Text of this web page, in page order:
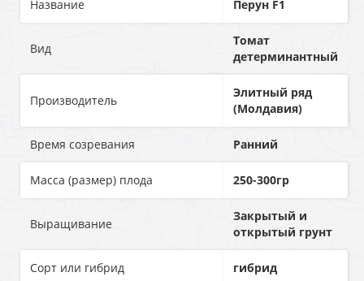
Название Перун F1
Вид
Томат
детерминантный
Производитель
Элитный ряд
(Молдавия)
Время созревания Ранний
Масса (размер) плода 250-300гр
Выращивание
Закрытый и
открытый грунт
Сорт или гибрид гибрид